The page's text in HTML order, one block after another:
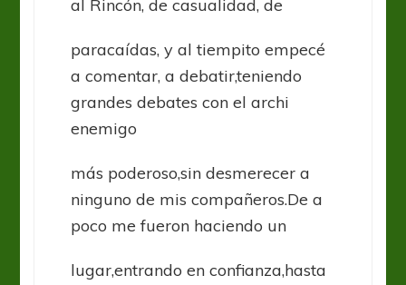
al Rincón, de casualidad, de
paracaídas, y al tiempito empecé
a comentar, a debatir,teniendo
grandes debates con el archi
enemigo
más poderoso,sin desmerecer a
ninguno de mis compañeros.De a
poco me fueron haciendo un
lugar,entrando en confianza,hasta